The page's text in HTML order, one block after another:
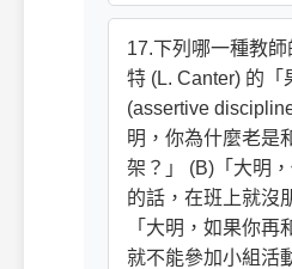
17.下列哪一種教
特 (L. Canter) 的「
(assertive
明，你為什麼老是
架？」 (B)「大明
的話，在班上就沒
「大明，如果你再
就不能參加小組活